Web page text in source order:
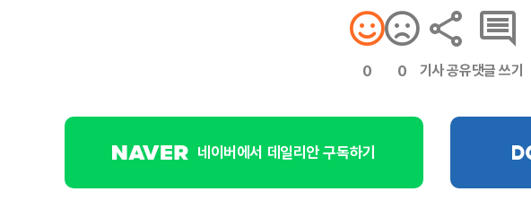
0 0 기사 공유댓글 쓰기
네이버에서 데일리안 구독하기